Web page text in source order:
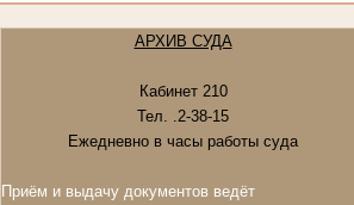
АРХИВ СУДА
Кабинет 210
Тел. .2-38-15
Ежедневно в часы работы суда
Приём и выдачу документов ведёт